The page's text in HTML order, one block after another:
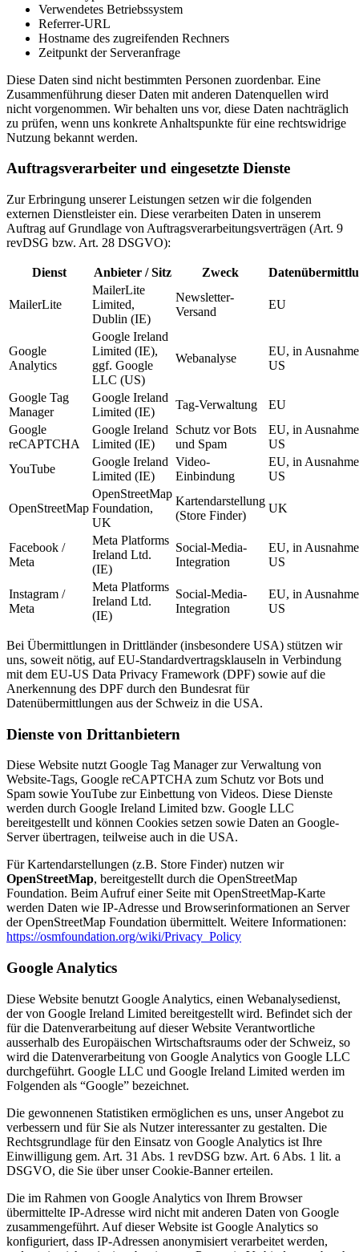
Verwendetes Betriebssystem
Referrer-URL
Hostname des zugreifenden Rechners
Zeitpunkt der Serveranfrage
Diese Daten sind nicht bestimmten Personen zuordenbar. Eine
Zusammenführung dieser Daten mit anderen Datenquellen wird
nicht vorgenommen. Wir behalten uns vor, diese Daten nachträglich
zu prüfen, wenn uns konkrete Anhaltspunkte für eine rechtswidrige
Nutzung bekannt werden.
Auftragsverarbeiter und eingesetzte Dienste
Zur Erbringung unserer Leistungen setzen wir die folgenden
externen Dienstleister ein. Diese verarbeiten Daten in unserem
Auftrag auf Grundlage von Auftragsverarbeitungsverträgen (Art. 9
revDSG bzw. Art. 28 DSGVO):
Dienst Anbieter / Sitz Zweck
MailerLite
MailerLite
Limited,
Dublin (IE)
Newsletter-
Versand
EU
Google
Analytics
Google Ireland
Limited (IE),
ggf. Google
LLC (US)
Webanalyse
EU, in
US
Google Tag
Manager
Google Ireland
Limited (IE)
Tag-Verwaltung
EU
Google
reCAPTCHA
Google Ireland
Limited (IE)
Schutz vor Bots
und Spam
EU, in
US
YouTube
Google Ireland
Limited (IE)
Video-
Einbindung
EU, in
US
OpenStreetMap
OpenStreetMap
Foundation,
UK
Kartendarstellung
(Store Finder)
UK
Facebook /
Meta
Meta Platforms
Ireland Ltd.
(IE)
Social-Media-
Integration
EU, in
US
Instagram /
Meta
Meta Platforms
Ireland Ltd.
(IE)
Social-Media-
Integration
EU, in
US
Bei Übermittlungen in Drittländer (insbesondere USA) stützen wir
uns, soweit nötig, auf EU-Standardvertragsklauseln in Verbindung
mit dem EU-US Data Privacy Framework (DPF) sowie auf die
Anerkennung des DPF durch den Bundesrat für
Datenübermittlungen aus der Schweiz in die USA.
Dienste von Drittanbietern
Diese Website nutzt Google Tag Manager zur Verwaltung von
Website-Tags, Google reCAPTCHA zum Schutz vor Bots und
Spam sowie YouTube zur Einbettung von Videos. Diese Dienste
werden durch Google Ireland Limited bzw. Google LLC
bereitgestellt und können Cookies setzen sowie Daten an Google-
Server übertragen, teilweise auch in die USA.
Für Kartendarstellungen (z.B. Store Finder) nutzen wir
OpenStreetMap, bereitgestellt durch die OpenStreetMap
Foundation. Beim Aufruf einer Seite mit OpenStreetMap-Karte
werden Daten wie IP-Adresse und Browserinformationen an Server
der OpenStreetMap Foundation übermittelt. Weitere Informationen:
https://osmfoundation.org/wiki/Privacy_Policy
Google Analytics
Diese Website benutzt Google Analytics, einen Webanalysedienst,
der von Google Ireland Limited bereitgestellt wird. Befindet sich der
für die Datenverarbeitung auf dieser Website Verantwortliche
ausserhalb des Europäischen Wirtschaftsraums oder der Schweiz, so
wird die Datenverarbeitung von Google Analytics von Google LLC
durchgeführt. Google LLC und Google Ireland Limited werden im
Folgenden als “Google” bezeichnet.
Die gewonnenen Statistiken ermöglichen es uns, unser Angebot zu
verbessern und für Sie als Nutzer interessanter zu gestalten. Die
Rechtsgrundlage für den Einsatz von Google Analytics ist Ihre
Einwilligung gem. Art. 31 Abs. 1 revDSG bzw. Art. 6 Abs. 1 lit. a
DSGVO, die Sie über unser Cookie-Banner erteilen.
Die im Rahmen von Google Analytics von Ihrem Browser
übermittelte IP-Adresse wird nicht mit anderen Daten von Google
zusammengeführt. Auf dieser Website ist Google Analytics so
konfiguriert, dass IP-Adressen anonymisiert verarbeitet werden,